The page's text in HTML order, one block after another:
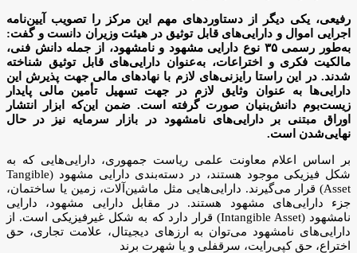
رفیعی، یکی دیگر از دستاوردهای مهم این مرکز را تصویب آیین‌نامه
اجرایی اموال و دارایی‌های قابل توثیق در هیئت وزیران دانست و گفت:
به‌طور رسمی ۳۵ نوع دارایی مشهود و نامشهود، از جمله دانش فنی،
مالکیت فکری و اختراعات، به‌عنوان دارایی‌های قابل توثیق شناخته
شدند. در این راستا رایزنی‌های لازم با نهادهای مالی جهت پذیرش این
دارایی‌ها به عنوان وثایق لازم در جهت تسهیل تأمین مالی پایدار
زیست‌بوم دانش‌بنیان صورت گرفته است. ضمن این‌که ابزار انتشار
اوراق مبتنی بر دارایی‌های نامشهود در بازار سرمایه نیز در حال
نهایی‌شدن است.
بر اساس اعلام معاونت علمی ریاست جمهوری، دارایی‌هایی که به
شکل فیزیکی موجود هستند، در دسته‌بندی دارایی مشهود (Tangible
Asset) قرار می‌گیرند. دارایی‌هایی مثل ماشین‌آلات، زمین یا ساختمان،
جزء دارایی‌های مشهود هستند. در مقابل دارایی مشهود، دارایی
نامشهود (Intangible Asset) قرار دارد که به شکل غیرفیزیکی است. از
دارایی‌های نامشهود می‌توان به ارزهای دیجیتال، علامت تجاری، حق
اختراع، حق کپی‌رایت، سرقفلی و یا شهرت برند